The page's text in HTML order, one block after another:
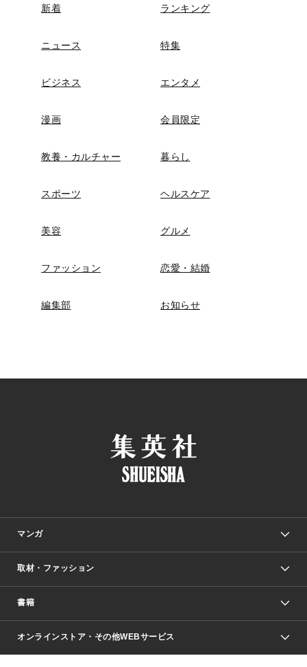
新着 ランキング
ニュース 特集
ビジネス エンタメ
漫画 会員限定
教養・カルチャー 暮らし
スポーツ ヘルスケア
美容 グルメ
ファッション 恋愛・結婚
編集部 お知らせ
マンガ
少年マンガ
Vジャンプ
週刊ヤングジャンプ
少女マンガ
取材・ファッション
Seventeen
芸能・情報・スポーツ
書籍
文芸・文庫・総合
オンラインストア・その他WEBサービス